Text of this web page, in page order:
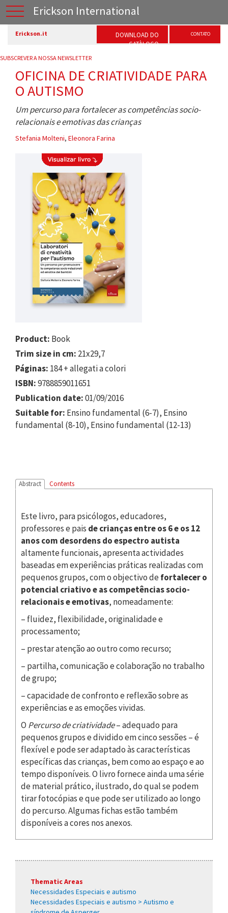
Erickson International
Erickson.it
DOWNLOAD DO
CATÀLOGO
CONTATO
SUBSCREVER A NOSSA NEWSLETTER
OFICINA DE CRIATIVIDADE PARA
O AUTISMO
Um percurso para fortalecer as competências socio-
relacionais e emotivas das crianças
Stefania Molteni, Eleonora Farina
Product: Book
Trim size in cm: 21x29,7
Páginas: 184 + allegati a colori
ISBN:9788859011651
Publication date:01/09/2016
Suitable for: Ensino fundamental (6-7), Ensino
fundamental (8-10), Ensino fundamental (12-13)
Abstract Contents
Este livro, para psicólogos, educadores,
professores e pais de crianças entre os 6 e os 12
anos com desordens do espectro autista
altamente funcionais, apresenta actividades
baseadas em experiências práticas realizadas com
pequenos grupos, com o objectivo defortalecer o
potencial criativo e as competências socio-
relacionais e emotivas, nomeadamente:
– fluidez, flexibilidade, originalidade e
processamento;
– prestar atenção ao outro como recurso;
– partilha, comunicação e colaboração no trabalho
de grupo;
– capacidade de confronto e reflexão sobre as
experiências e as emoções vividas.
O Percurso de criatividade– adequado para
pequenos grupos e dividido em cinco sessões – é
flexível e pode ser adaptado às características
específicas das crianças, bem como ao espaço e ao
tempo disponíveis. O livro fornece ainda uma série
de material prático, ilustrado, do qual se podem
tirar fotocópias e que pode ser utilizado ao longo
do percurso. Algumas fichas estão também
disponíveis a cores nos anexos.
Thematic Areas
Necessidades Especiais e autismo
Necessidades Especiais e autismo > Autismo e